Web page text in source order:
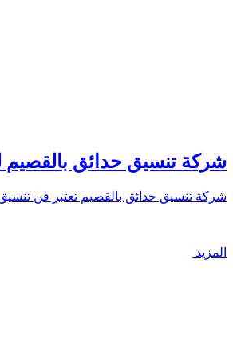
شركة تنسيق حدائق بالقصيم للايجار
شركة تنسيق حدائق بالقصيم تعتبر فن
المزيد